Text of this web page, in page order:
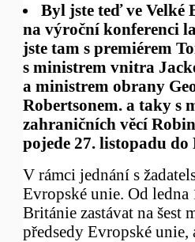
Byl jste teď ve Velké
na výroční konferenci
jste tam s premiérem
s ministrem vnitra
a ministrem obrany
Robertsonem. a taky s
zahraničních věcí
pojede 27. listopadu do
V rámci jednání s
Evropské unie. Od ledna
Británie zastávat na šest
předsedy Evropské